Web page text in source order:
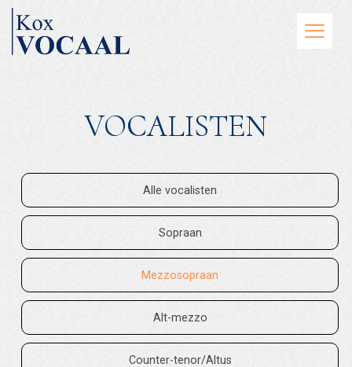
VOCALISTEN
Alle vocalisten
Sopraan
Mezzosopraan
Alt-mezzo
Counter-tenor/Altus